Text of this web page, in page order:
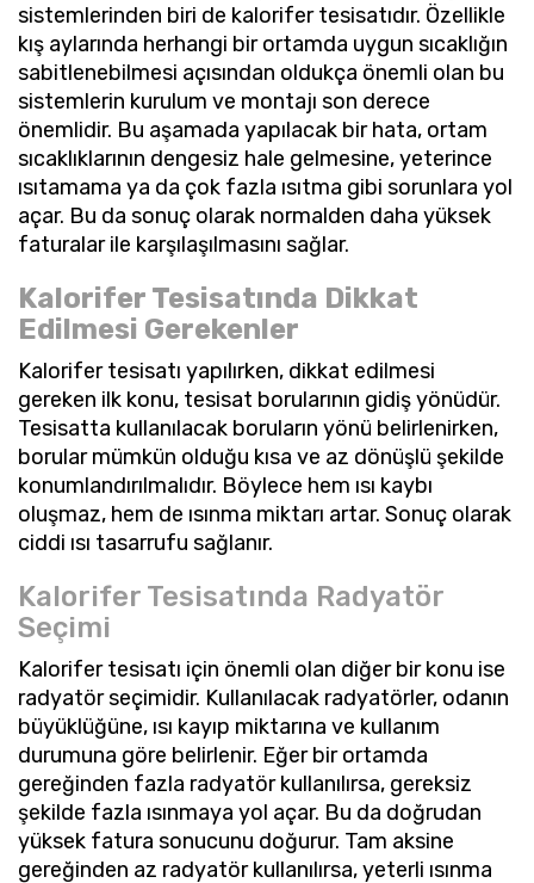
sistemlerinden biri de kalorifer tesisatıdır. Özellikle
kış aylarında herhangi bir ortamda uygun sıcaklığın
sabitlenebilmesi açısından oldukça önemli olan bu
sistemlerin kurulum ve montajı son derece
önemlidir. Bu aşamada yapılacak bir hata, ortam
sıcaklıklarının dengesiz hale gelmesine, yeterince
ısıtamama ya da çok fazla ısıtma gibi sorunlara yol
açar. Bu da sonuç olarak normalden daha yüksek
faturalar ile karşılaşılmasını sağlar.
Kalorifer Tesisatında Dikkat
Edilmesi Gerekenler
Kalorifer tesisatı yapılırken, dikkat edilmesi
gereken ilk konu, tesisat borularının gidiş yönüdür.
Tesisatta kullanılacak boruların yönü belirlenirken,
borular mümkün olduğu kısa ve az dönüşlü şekilde
konumlandırılmalıdır. Böylece hem ısı kaybı
oluşmaz, hem de ısınma miktarı artar. Sonuç olarak
ciddi ısı tasarrufu sağlanır.
Kalorifer Tesisatında Radyatör
Seçimi
Kalorifer tesisatı için önemli olan diğer bir konu ise
radyatör seçimidir. Kullanılacak radyatörler, odanın
büyüklüğüne, ısı kayıp miktarına ve kullanım
durumuna göre belirlenir. Eğer bir ortamda
gereğinden fazla radyatör kullanılırsa, gereksiz
şekilde fazla ısınmaya yol açar. Bu da doğrudan
yüksek fatura sonucunu doğurur. Tam aksine
gereğinden az radyatör kullanılırsa, yeterli ısınma